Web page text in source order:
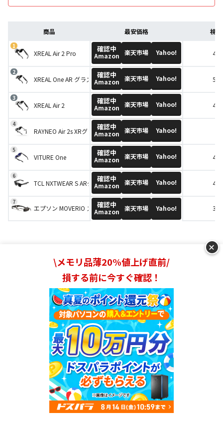
ランキングを見る
商品 最安価格 視
XREAL Air 2 Pro 確認中
Amazon 楽天市場 Yahoo! 46
XREAL One AR グラス スマートグラス
確認中
Amazon 楽天市場 Yahoo! 50
XREAL Air 2 確認中
Amazon 楽天市場 Yahoo! 46
RAYNEO Air 2s XRグラス ARグラス
確認中
Amazon 楽天市場 Yahoo!
VITURE One 確認中
Amazon 楽天市場 Yahoo! 43
TCL NXTWEAR S ARグラス確認中
Amazon 楽天市場 Yahoo! 45
エプソン MOVERIO スマートグラス FullHD BT-40
確認中
Amazon 楽天市場 Yahoo! 34
【モニター代わりに】スマートグラス・ARグ
ラスおすすめ人気ランキング7選
XREAL Air 2 Pro
XREAL
楽天市場
Amazon
+
\メモリ品薄20%値上げ直前/
損する前に今すぐ確認！